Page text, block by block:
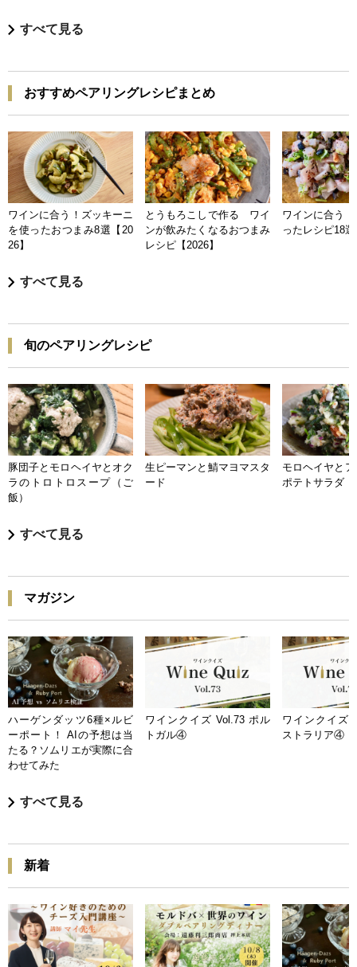
すべて見る
おすすめペアリングレシピまとめ
ワインに合う！ズッキーニ
を使ったおつまみ8選【20
26】
とうもろこしで作る ワイ
ンが飲みたくなるおつまみ
レシピ【2026】
ワインに合う
ったレシピ18
すべて見る
旬のペアリングレシピ
豚団子とモロヘイヤとオク
ラのトロトロスープ（ご
飯）
生ピーマンと鯖マヨマスタ
ード
モロヘイヤと
ポテトサラダ
すべて見る
マガジン
ハーゲンダッツ6種×ルビ
ーポート！ AIの予想は当
たる？ソムリエが実際に合
わせてみた
ワインクイズ Vol.73 ポル
トガル④
ワインクイズ
ストラリア④
すべて見る
新着